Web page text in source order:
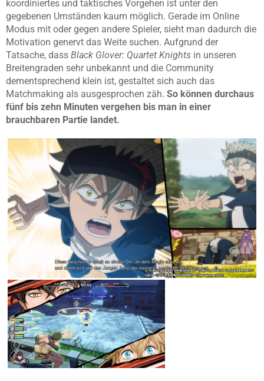
koordiniertes und taktisches Vorgehen ist unter den
gegebenen Umständen kaum möglich. Gerade im Online
Modus mit oder gegen andere Spieler, sieht man dadurch die
Motivation genervt das Weite suchen. Aufgrund der
Tatsache, dass Black Glover: Quartet Knights in unseren
Breitengraden sehr unbekannt und die Community
dementsprechend klein ist, gestaltet sich auch das
Matchmaking als ausgesprochen zäh. So können durchaus
fünf bis zehn Minuten vergehen bis man in einer
brauchbaren Partie landet.